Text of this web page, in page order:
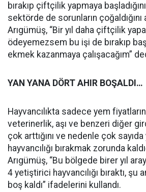
bırakıp çiftçilik yapmaya
sektörde de sorunların çoğaldığını
Arıgümüş, “Bir yıl daha çiftçilik
ödeyemezsem bu işi de bırakıp
ekmek kazanmaya çalışacağım”
YAN YANA DÖRT AHIR BOŞALDI…
Hayvancılıkta sadece yem
veterinerlik, aşı ve benzeri diğer
çok arttığını ve nedenle çok
hayvancılığı bırakmak zorunda
Arıgümüş, “Bu bölgede birer yıl
4 yetiştirici hayvancılığı bıraktı, şu
boş kaldı” ifadelerini kullandı.